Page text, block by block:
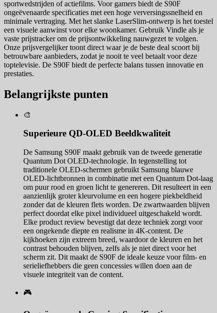
sportwedstrijden of actiefilms. Voor gamers biedt de S90F
ongeëvenaarde specificaties met een hoge verversingssnelheid en
minimale vertraging. Met het slanke LaserSlim-ontwerp is het toestel
een visuele aanwinst voor elke woonkamer. Gebruik Vindle als je
vaste prijstracker om de prijsontwikkeling nauwgezet te volgen.
Onze prijsvergelijker toont direct waar je de beste deal scoort bij
betrouwbare aanbieders, zodat je nooit te veel betaalt voor deze
toptelevisie. De S90F biedt de perfecte balans tussen innovatie en
prestaties.
Belangrijkste punten
🎨
Superieure QD-OLED Beeldkwaliteit
De Samsung S90F maakt gebruik van de tweede generatie
Quantum Dot OLED-technologie. In tegenstelling tot
traditionele OLED-schermen gebruikt Samsung blauwe
OLED-lichtbronnen in combinatie met een Quantum Dot-laag
om puur rood en groen licht te genereren. Dit resulteert in een
aanzienlijk groter kleurvolume en een hogere piekbeldheid
zonder dat de kleuren flets worden. De zwartwaarden blijven
perfect doordat elke pixel individueel uitgeschakeld wordt.
Elke product review bevestigt dat deze techniek zorgt voor
een ongekende diepte en realisme in 4K-content. De
kijkhoeken zijn extreem breed, waardoor de kleuren en het
contrast behouden blijven, zelfs als je niet direct voor het
scherm zit. Dit maakt de S90F de ideale keuze voor film- en
serieliefhebbers die geen concessies willen doen aan de
visuele integriteit van de content.
🎮